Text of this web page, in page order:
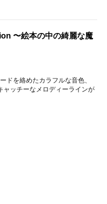
〜絵本の中の綺麗な魔
ドを絡めたカラフルな音色、
ャッチーなメロディーラインが